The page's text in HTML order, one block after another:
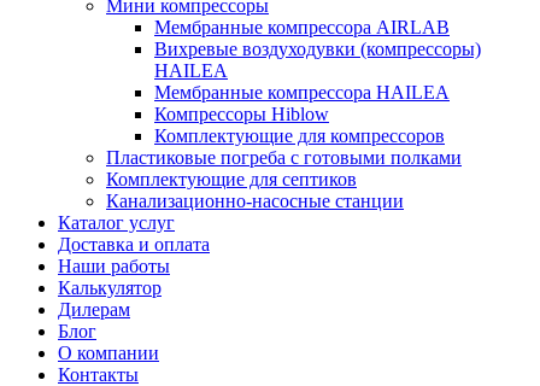
Мини компрессоры
Мембранные компрессора AIRLAB
Вихревые воздуходувки (компрессоры)
HAILEA
Мембранные компрессора HAILEA
Компрессоры Hiblow
Комплектующие для компрессоров
Пластиковые погреба с готовыми полками
Комплектующие для септиков
Канализационно-насосные станции
Каталог услуг
Доставка и оплата
Наши работы
Калькулятор
Дилерам
Блог
О компании
Контакты